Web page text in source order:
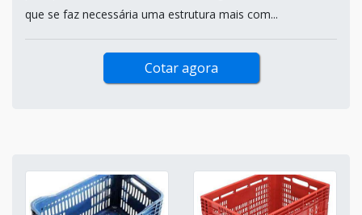
que se faz necessária uma estrutura mais com...
Cotar agora